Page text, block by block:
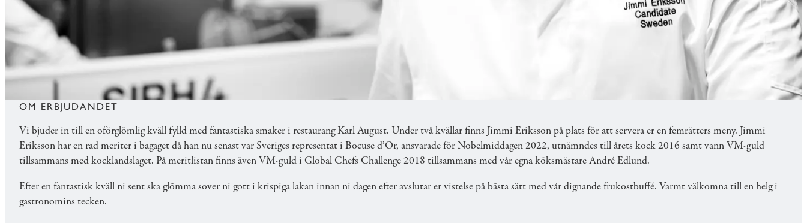
GASTRONOMISK KVÄLL MED MIDDAG AV MÄSTERKOCK
Den 16 och 17 februari välkomnar vi Jimmi Eriksson till Elite Stadshotellet i Luleå för två kvällar i gastronomins tecken. Kombinera en fantastiskt
femrätters meny med bekvämt boende och generös frukostbuffé.
OM ERBJUDANDET
Vi bjuder in till en oförglömlig kväll fylld med fantastiska smaker i restaurang Karl August. Under två kvällar finns Jimmi Eriksson på plats för att servera er en femrätters meny. Jimmi
Eriksson har en rad meriter i bagaget då han nu senast var Sveriges representat i Bocuse d’Or, ansvarade för Nobelmiddagen 2022, utnämndes till årets kock 2016 samt vann VM-guld
tillsammans med kocklandslaget. På meritlistan finns även VM-guld i Global Chefs Challenge 2018 tillsammans med vår egna köksmästare André Edlund.
Efter en fantastisk kväll ni sent ska glömma sover ni gott i krispiga lakan innan ni dagen efter avslutar er vistelse på bästa sätt med vår dignande frukostbuffé. Varmt välkomna till en helg i
gastronomins tecken.